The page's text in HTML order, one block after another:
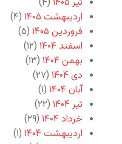
اردیبهشت ۱۴۰۵
(۴)
فروردین ۱۴۰۵
(۵)
اسفند ۱۴۰۴
(۱۲)
بهمن ۱۴۰۴
(۱۳)
دی ۱۴۰۴
(۲۷)
آبان ۱۴۰۴
(۱)
تیر ۱۴۰۴
(۲۲)
خرداد ۱۴۰۴
(۲۹)
اردیبهشت ۱۴۰۴
(۱)